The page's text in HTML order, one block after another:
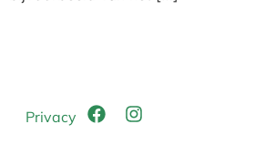
Privacy